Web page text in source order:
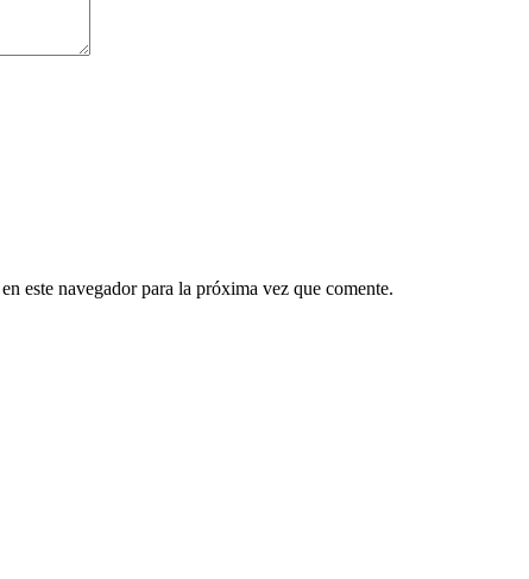
este navegador para la próxima vez que comente.